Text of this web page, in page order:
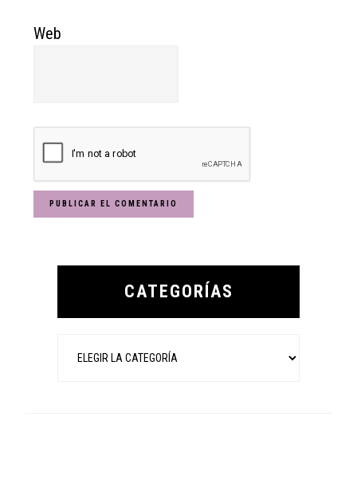
Web
Primary
CATEGORÍAS